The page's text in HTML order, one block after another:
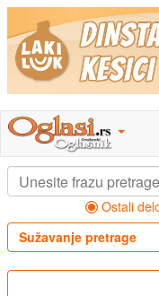
Ostali
Sužavanje pretrage